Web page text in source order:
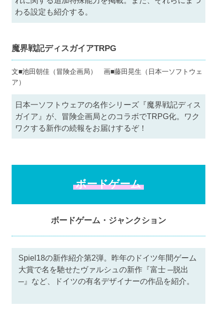
わる設定も紹介する。
魔界戦記ディスガイアTRPG
文■池田朝佳（冒険企画局） 画■藤田晃生（日本一ソフトウェ
ア）
日本一ソフトウェアの名作シリーズ『魔界戦記ディス
ガイア』が、冒険企画局とのコラボでTRPG化。ワク
ワクする新作の続報をお届けするぞ！
ボードゲーム
ボードゲーム・ジャンクション
Spiel18の新作紹介第2弾。昨年のドイツ年間ゲーム
大賞で名を馳せたヴァルシュの新作『富士 ─脱出
─』など、ドイツの有名デザイナーの作品を紹介。